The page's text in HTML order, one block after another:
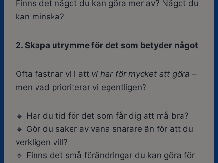
Finns det något du kan göra mer av? Något du
kan minska?
2. Skapa utrymme för det som betyder något
Ofta fastnar vi i att vi har för mycket att göra –
men vad prioriterar vi egentligen?
🔹 Har du tid för det som får dig att må bra?
🔹 Gör du saker av vana snarare än för att du
verkligen vill?
🔹 Finns det små förändringar du kan göra för